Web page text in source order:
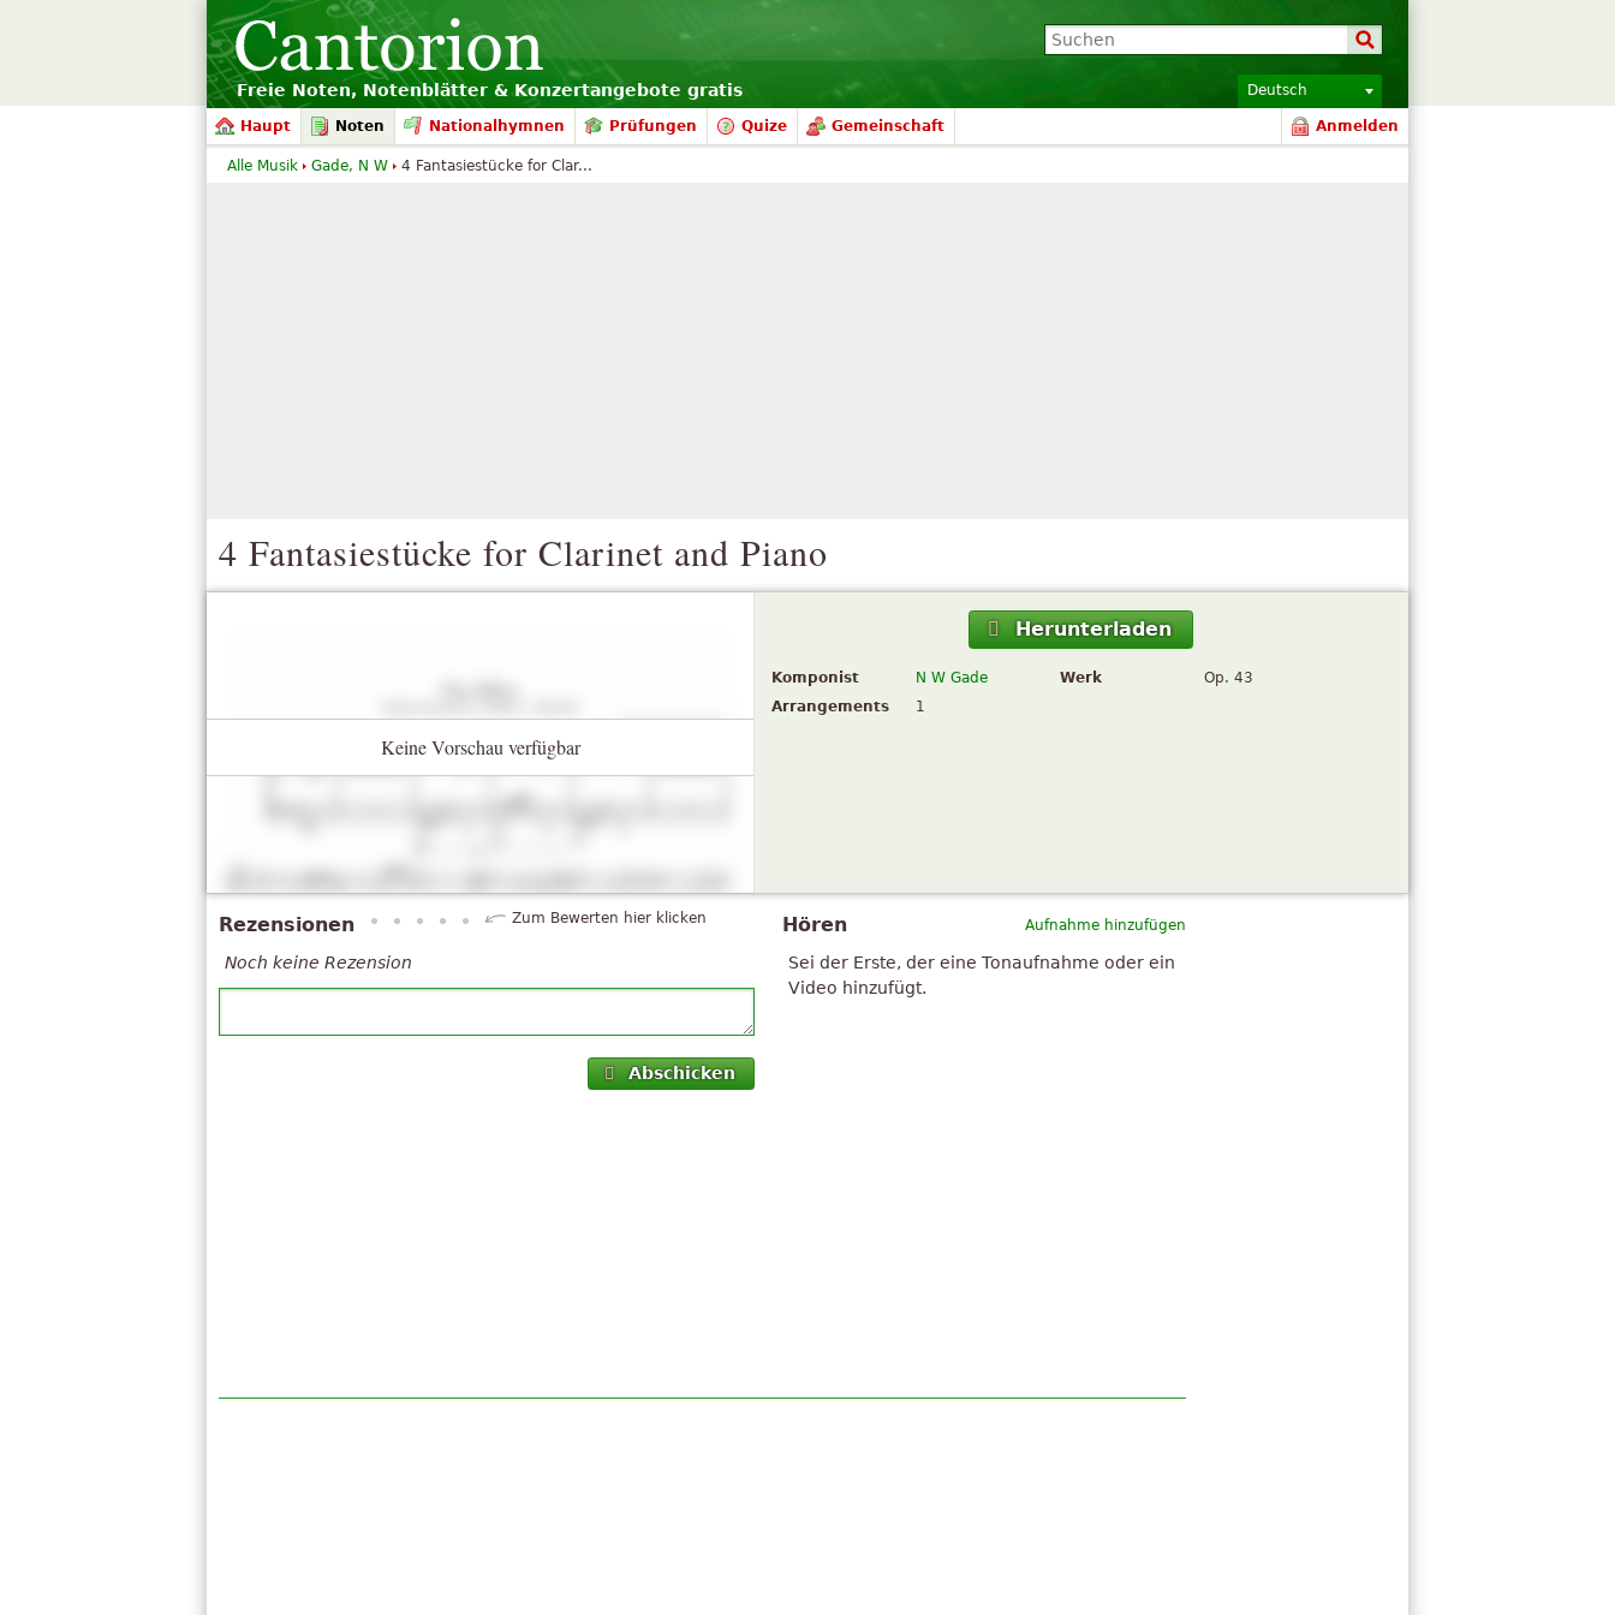
Freie Noten, Notenblätter & Konzertangebote gratis Deutsch
Haupt Noten Nationalhymnen Prüfungen Quize Gemeinschaft Anmelden
4 Fantasiestücke for Clarinet and Piano
Keine Vorschau verfügbar
Herunterladen
Komponist N W Gade Werk
Op. 43
Arrangements
1
Aufnahme hinzufügen
Hören
Sei der Erste, der eine Tonaufnahme oder ein
Video hinzufügt.
Rezensionen Zum Bewerten hier klicken
Noch keine Rezension
Abschicken
Alle Musik Gade, N W 4 Fantasiestücke for Clar...